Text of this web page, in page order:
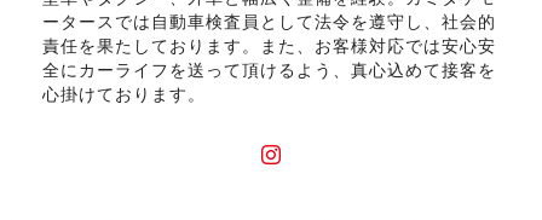
ータースでは自動車検査員として法令を遵守し、社会的
責任を果たしております。また、お客様対応では安心安
全にカーライフを送って頂けるよう、真心込めて接客を
心掛けております。